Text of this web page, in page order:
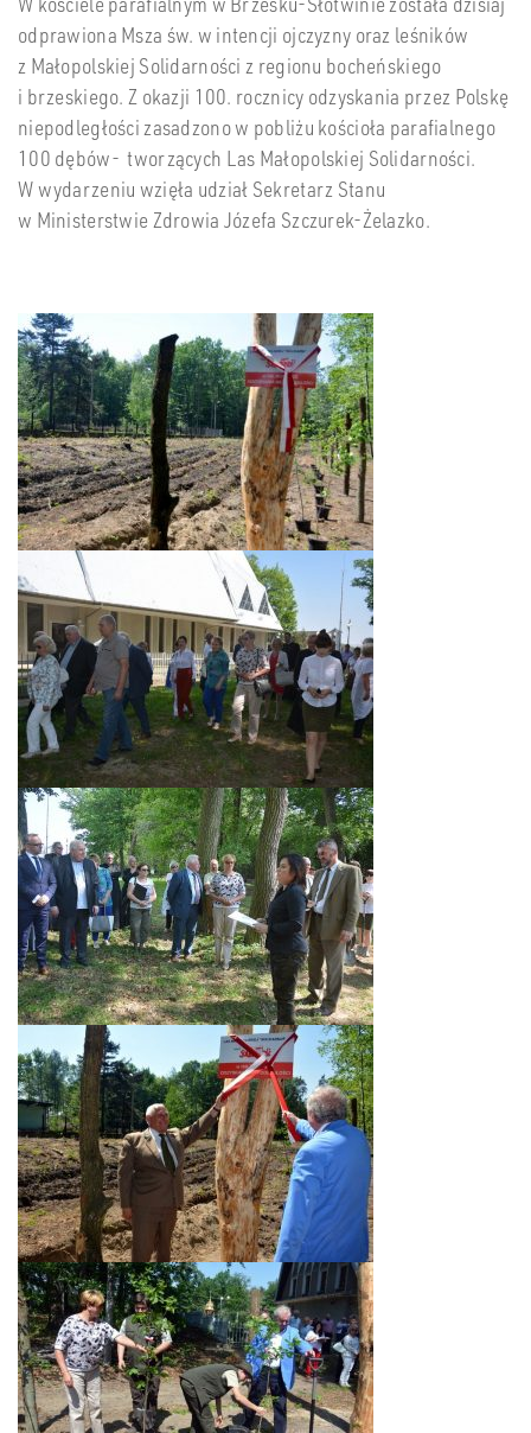
odprawiona Msza św. w intencji ojczyzny oraz leśników
z Małopolskiej Solidarności z regionu bocheńskiego
i brzeskiego. Z okazji 100. rocznicy odzyskania przez Polskę
niepodległości zasadzono w pobliżu kościoła parafialnego
100 dębów- tworzących Las Małopolskiej Solidarności.
W wydarzeniu wzięła udział Sekretarz Stanu
w Ministerstwie Zdrowia Józefa Szczurek-Żelazko.